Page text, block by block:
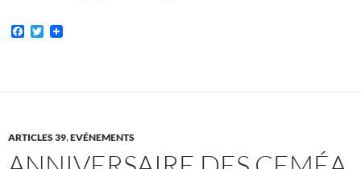
F
o
T
e
ARTICLES 39,EVÉNEMENTS